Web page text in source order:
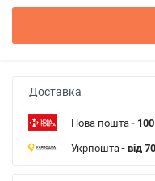
Доставка
Нова пошта-
Укрпошта- від